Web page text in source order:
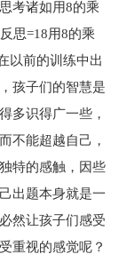
考诸如用8的乘
思=18用8的乘
以前的训练中出
孩子们的智慧是
多识得广一些，
不能超越自己，
特的感触，因些
出题本身就是一
然让孩子们感受
重视的感觉呢？